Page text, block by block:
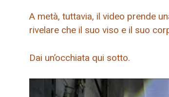
A metà, tuttavia, il video prende
rivelare che il suo viso e il suo
Dai un’occhiata qui sotto.